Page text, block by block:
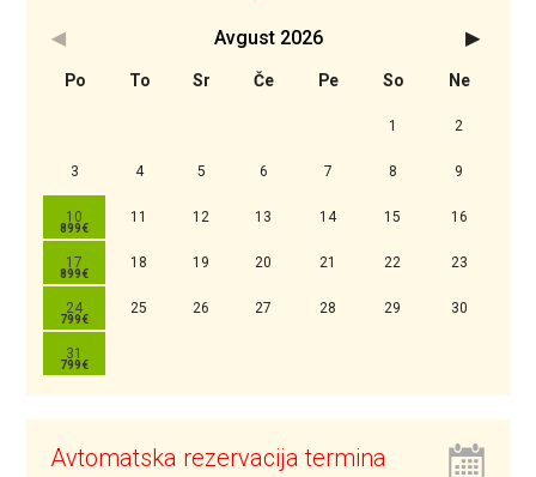
Avgust 2026
Po To Sr Če Pe So Ne
1 2
3 4 5 6 7 8 9
10 11 12 13 14 15 16
17 18 19 20 21 22 23
24 25 26 27 28 29 30
31
Avtomatska rezervacija termina